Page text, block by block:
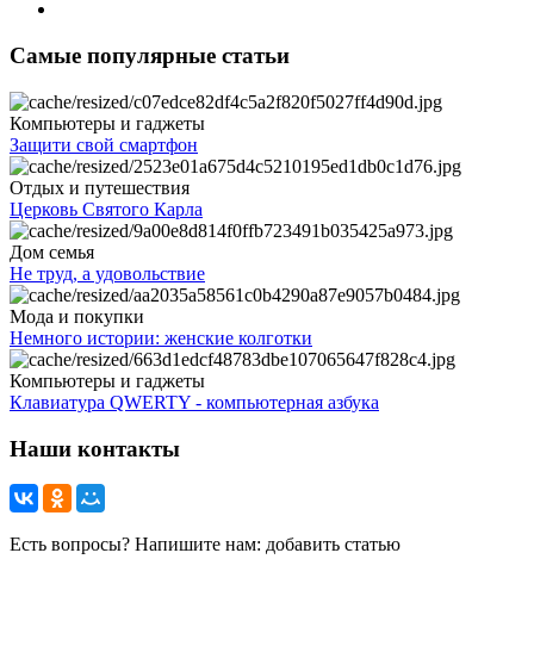
Самые популярные статьи
Компьютеры и гаджеты
Защити свой смартфон
Отдых и путешествия
Церковь Святого Карла
Дом семья
Не труд, а удовольствие
Мода и покупки
Немного истории: женские колготки
Компьютеры и гаджеты
Клавиатура QWERTY - компьютерная азбука
Наши контакты
Есть вопросы? Напишите нам: добавить статью